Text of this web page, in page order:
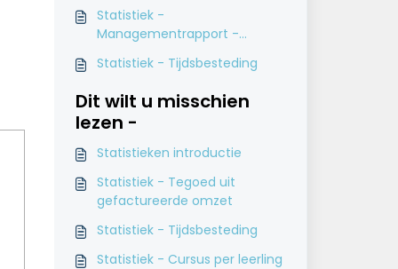
Statistiek -
Managementrapport -
omzet per pakket
Statistiek - Tijdsbesteding
Dit wilt u misschien
lezen -
Statistieken introductie
Statistiek - Tegoed uit
gefactureerde omzet
Statistiek - Tijdsbesteding
Statistiek - Cursus per leerling